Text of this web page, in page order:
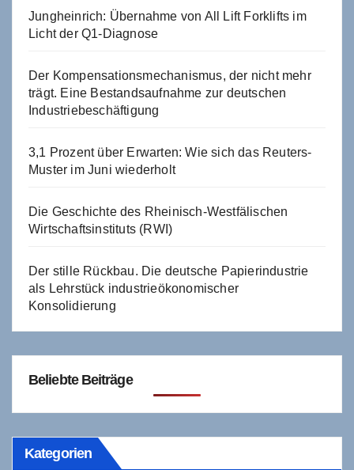
Jungheinrich: Übernahme von All Lift Forklifts im
Licht der Q1-Diagnose
Der Kompensationsmechanismus, der nicht mehr
trägt. Eine Bestandsaufnahme zur deutschen
Industriebeschäftigung
3,1 Prozent über Erwarten: Wie sich das Reuters-
Muster im Juni wiederholt
Die Geschichte des Rheinisch-Westfälischen
Wirtschaftsinstituts (RWI)
Der stille Rückbau. Die deutsche Papierindustrie
als Lehrstück industrieökonomischer
Konsolidierung
Beliebte Beiträge
Kategorien